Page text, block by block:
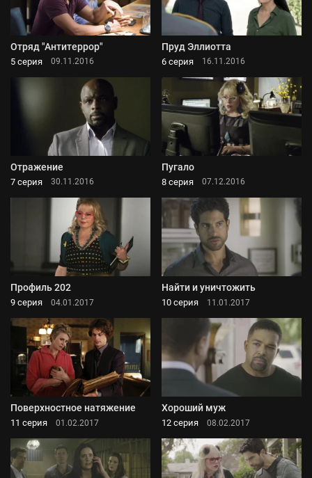
Отряд "Антитеррор"
5 серия 09.11.2016
Пруд Эллиотта
6 серия 16.11.2016
Отражение
7 серия 30.11.2016
Пугало
8 серия 07.12.2016
Профиль 202
9 серия 04.01.2017
Найти и уничтожить
10 серия 11.01.2017
Поверхностное натяжение
11 серия 01.02.2017
Хороший муж
12 серия 08.02.2017